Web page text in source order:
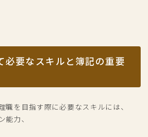
必要なスキルと簿記の重要
職を目指す際に必要なスキルには、
能力、